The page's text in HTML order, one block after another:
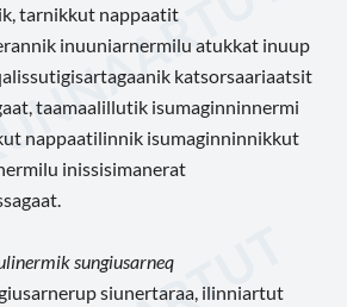
tarnikkut nappaatit
inuuniarnermilu atukkat inuup
katsorsaariaatsit
taamaalillutik isumaginninnermi
nappaatilinnik isumaginninnikkut
inissisimanerat
sungiusarneq
siunertaraa, ilinniartut